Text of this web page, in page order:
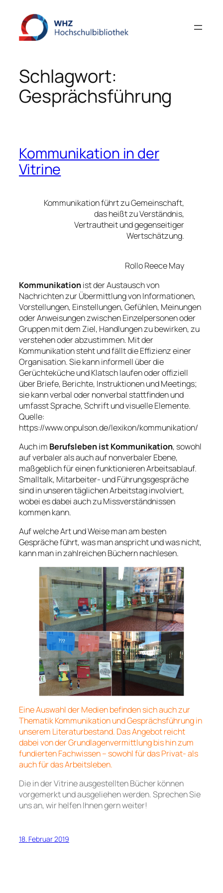
Inhalt
springen
Schlagwort:
Gesprächsführung
Kommunikation in der
Vitrine
Kommunikation führt zu Gemeinschaft,
das heißt zu Verständnis,
Vertrautheit und gegenseitiger
Wertschätzung.
Rollo Reece May
Kommunikationist der Austausch von
Nachrichten zur Übermittlung von Informationen,
Vorstellungen, Einstellungen, Gefühlen, Meinungen
oder Anweisungen zwischen Einzelpersonen oder
Gruppen mit dem Ziel, Handlungen zu bewirken, zu
verstehen oder abzustimmen. Mit der
Kommunikation steht und fällt die Effizienz einer
Organisation. Sie kann informell über die
Gerüchteküche und Klatsch laufen oder offiziell
über Briefe, Berichte, Instruktionen und Meetings;
sie kann verbal oder nonverbal stattfinden und
umfasst Sprache, Schrift und visuelle Elemente.
Quelle:
https://www.onpulson.de/lexikon/kommunikation/
Auch im Berufsleben ist Kommunikation, sowohl
auf verbaler als auch auf nonverbaler Ebene,
maßgeblich für einen funktionieren Arbeitsablauf.
Smalltalk, Mitarbeiter- und Führungsgespräche
sind in unseren täglichen Arbeitstag involviert,
wobei es dabei auch zu Missverständnissen
kommen kann.
Auf welche Art und Weise man am besten
Gespräche führt, was man anspricht und was nicht,
kann man in zahlreichen Büchern nachlesen.
Eine Auswahl der Medien befinden sich auch zur
Thematik Kommunikation und Gesprächsführung in
unserem Literaturbestand. Das Angebot reicht
dabei von der Grundlagenvermittlung bis hin zum
fundierten Fachwissen – sowohl für das Privat- als
auch für das Arbeitsleben.
Die in der Vitrine ausgestellten Bücher können
vorgemerkt und ausgeliehen werden. Sprechen Sie
uns an, wir helfen Ihnen gern weiter!
18. Februar 2019